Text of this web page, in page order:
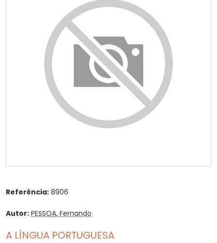
Referência: 8906
Autor: PESSOA, Fernando
A LÍNGUA PORTUGUESA